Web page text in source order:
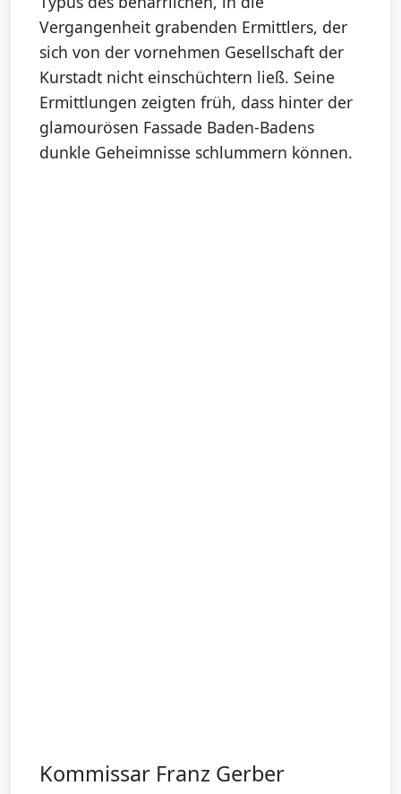
Vergangenheit grabenden Ermittlers, der
sich von der vornehmen Gesellschaft der
Kurstadt nicht einschüchtern ließ. Seine
Ermittlungen zeigten früh, dass hinter der
glamourösen Fassade Baden-Badens
dunkle Geheimnisse schlummern können.
Kommissar Franz Gerber